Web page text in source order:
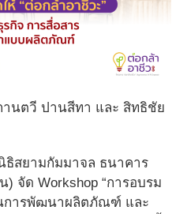
านตวี ปานสีทา และ สิทธิชัย
ธิสยามกัมมาจล ธนาคาร
จัด Workshop “การอบรม
การพัฒนาผลิตภัณฑ์ และ